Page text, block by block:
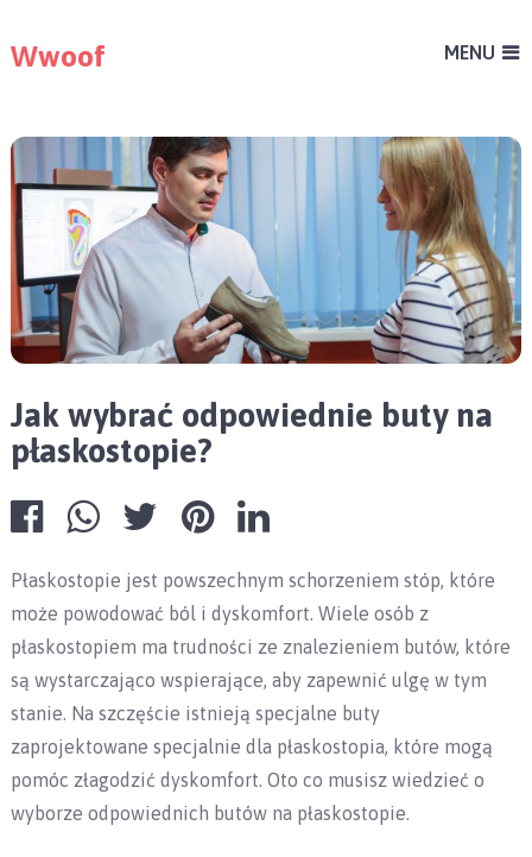
Wwoof MENU
Jak wybrać odpowiednie buty na
płaskostopie?
Płaskostopie jest powszechnym schorzeniem stóp, które
może powodować ból i dyskomfort. Wiele osób z
płaskostopiem ma trudności ze znalezieniem butów, które
są wystarczająco wspierające, aby zapewnić ulgę w tym
stanie. Na szczęście istnieją specjalne buty
zaprojektowane specjalnie dla płaskostopia, które mogą
pomóc złagodzić dyskomfort. Oto co musisz wiedzieć o
wyborze odpowiednich butów na płaskostopie.